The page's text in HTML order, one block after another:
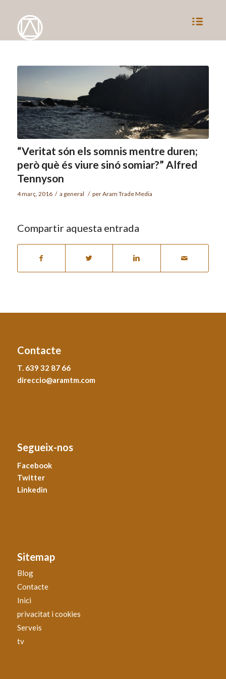
“Veritat són els somnis mentre duren;
però què és viure sinó somiar?” Alfred
Tennyson
4 març, 2016 / a general / perAram Trade Media
Compartir aquesta entrada
Contacte
T. 639 32 87 66
direccio@aramtm.com
Segueix-nos
Facebook
Twitter
Linkedin
Sitemap
Blog
Contacte
Inici
privacitat i cookies
Serveis
tv